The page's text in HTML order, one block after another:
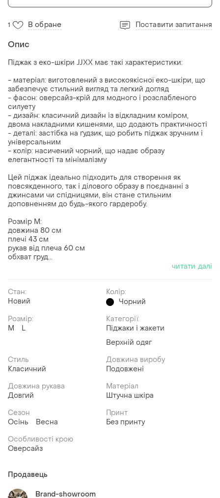
1 В обране Поставити запитання
Опис
Піджак з еко-шкіри JJXX має такі характеристики:
- матеріал: виготовлений з високоякісної еко-шкіри, що
забезпечує стильний вигляд та легкий догляд
- фасон: оверсайз-крій для модного і розслабленого
силуету
- дизайн: класичний дизайн із відкладним коміром,
двома накладними кишенями, що додають практичності
- деталі: застібка на ґудзик, що робить піджак зручним і
універсальним
- колір: насичений чорний, що надає образу
елегантності та мінімалізму
Цей піджак ідеально підходить для створення як
повсякденного, так і ділового образу в поєднанні з
джинсами чи спідницями, він стане стильним
доповненням до будь-якого гардеробу.
Розмір M:
довжина 80 см
плечі 43 см
рукав від плеча 60 см
обхват груд...
читати далі
Стан:
Новий
Колір:
Чорний
Розмір:
M
L
Категорії:
Піджаки і жакети
Верхній одяг
Стиль
Класичний
Довжина виробу
Подовжені
Довжина рукава
Довгий
Матеріал
Штучна шкіра
Сезон
Осінь
Весна
Принт
Без принту
Особливості крою
Оверсайз
Продавець
Brand-showroom